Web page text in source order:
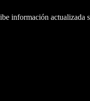
información actualizada